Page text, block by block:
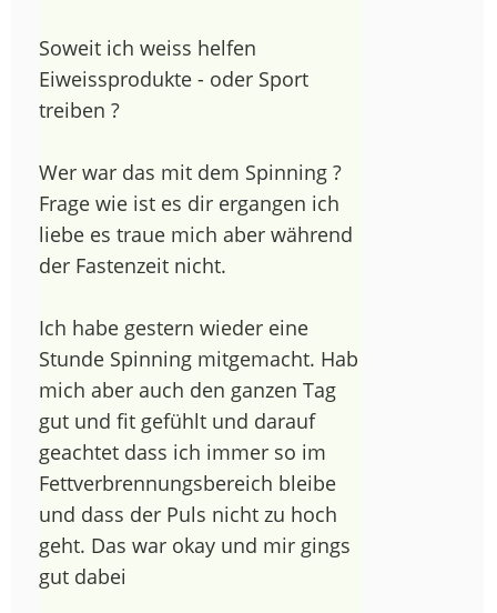
Soweit ich weiss helfen
Eiweissprodukte - oder Sport
treiben ?
Wer war das mit dem Spinning ?
Frage wie ist es dir ergangen ich
liebe es traue mich aber während
der Fastenzeit nicht.
Ich habe gestern wieder eine
Stunde Spinning mitgemacht. Hab
mich aber auch den ganzen Tag
gut und fit gefühlt und darauf
geachtet dass ich immer so im
Fettverbrennungsbereich bleibe
und dass der Puls nicht zu hoch
geht. Das war okay und mir gings
gut dabei